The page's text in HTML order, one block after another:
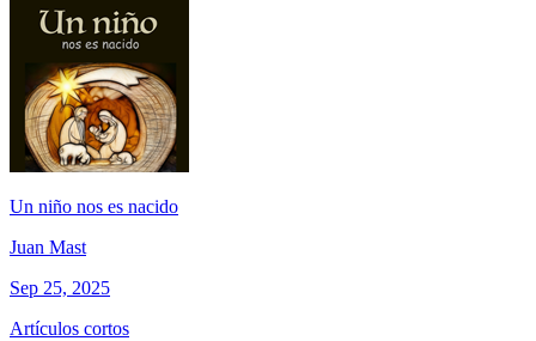
Un niño nos es nacido
Juan Mast
Sep 25, 2025
Artículos cortos